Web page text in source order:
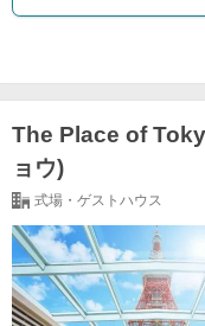
The Place of
ョウ)
式場・ゲストハウス